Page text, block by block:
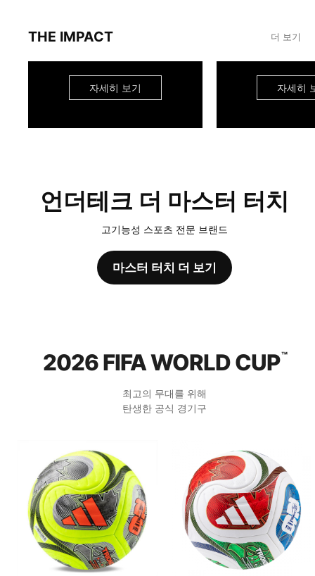
THE IMPACT 더 보기
자세히 보기 자세히
언더테크 더 마스터 터치
고기능성 스포츠 전문 브랜드
마스터 터치 더 보기
2026 FIFA WORLD CUP™
최고의 무대를 위해
탄생한 공식 경기구